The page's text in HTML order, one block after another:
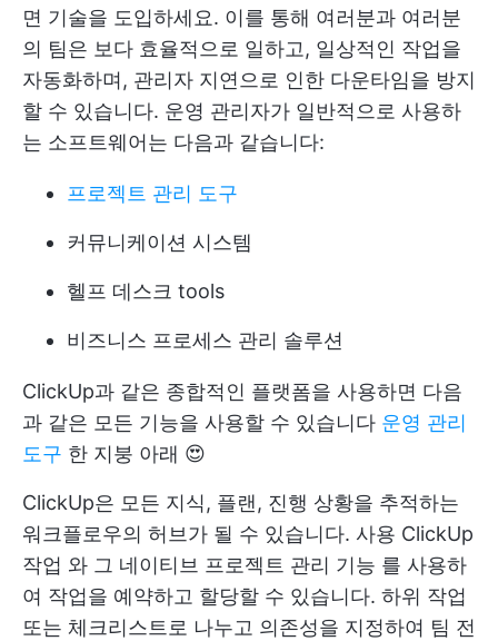
면 기술을 도입하세요. 이를 통해 여러분과 여러분
의 팀은 보다 효율적으로 일하고, 일상적인 작업을
자동화하며, 관리자 지연으로 인한 다운타임을 방지
할 수 있습니다. 운영 관리자가 일반적으로 사용하
는 소프트웨어는 다음과 같습니다:
프로젝트 관리 도구
커뮤니케이션 시스템
헬프 데스크 tools
비즈니스 프로세스 관리 솔루션
ClickUp과 같은 종합적인 플랫폼을 사용하면 다음
과 같은 모든 기능을 사용할 수 있습니다 운영 관리
도구 한 지붕 아래 😍
ClickUp은 모든 지식, 플랜, 진행 상황을 추적하는
워크플로우의 허브가 될 수 있습니다. 사용 ClickUp
작업 와 그 네이티브 프로젝트 관리 기능 를 사용하
여 작업을 예약하고 할당할 수 있습니다. 하위 작업
또는 체크리스트로 나누고 의존성을 지정하여 팀 전